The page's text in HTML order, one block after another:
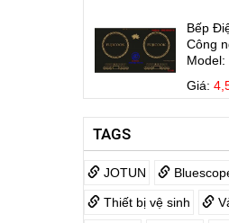
Công
Model:
Bếp
Model:
Giá:
TAGS
JOTUN
Thiết bị vệ sinh